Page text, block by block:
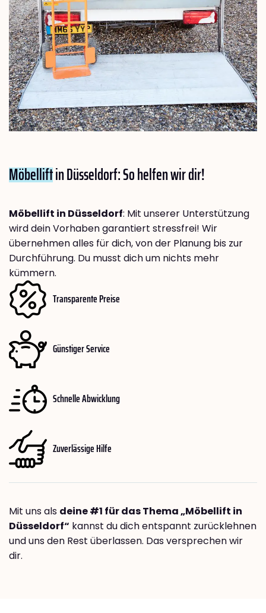
Möbelliftin Düsseldorf: So helfen wir dir!
Möbellift in Düsseldorf: Mit unserer Unterstützung
wird dein Vorhaben garantiert stressfrei! Wir
übernehmen alles für dich, von der Planung bis zur
Durchführung. Du musst dich um nichts mehr
kümmern.
Transparente Preise
Günstiger Service
Schnelle Abwicklung
Zuverlässige Hilfe
Mit uns als deine #1 für das Thema „Möbellift in
Düsseldorf“ kannst du dich entspannt zurücklehnen
und uns den Rest überlassen. Das versprechen wir
dir.